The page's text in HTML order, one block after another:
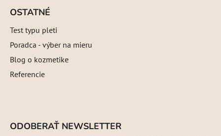
OSTATNÉ
Test typu pleti
Poradca - výber na mieru
Blog o kozmetike
Referencie
ODOBERAŤ NEWSLETTER